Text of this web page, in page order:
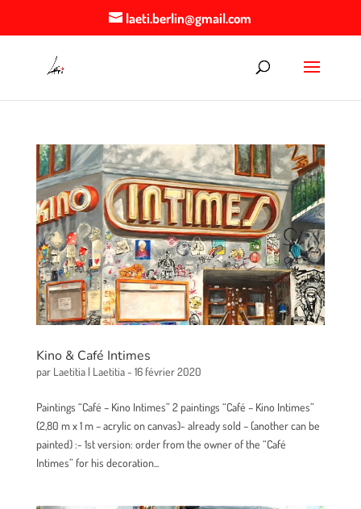
laeti.berlin@gmail.com
Kino & Café Intimes
par Laetitia| Laetitia - 16 février 2020
Paintings “Café – Kino Intimes” 2 paintings “Café – Kino Intimes”
(2,80 m x 1 m – acrylic on canvas)- already sold – (another can be
painted) :- 1st version: order from the owner of the “Café
Intimes” for his decoration...